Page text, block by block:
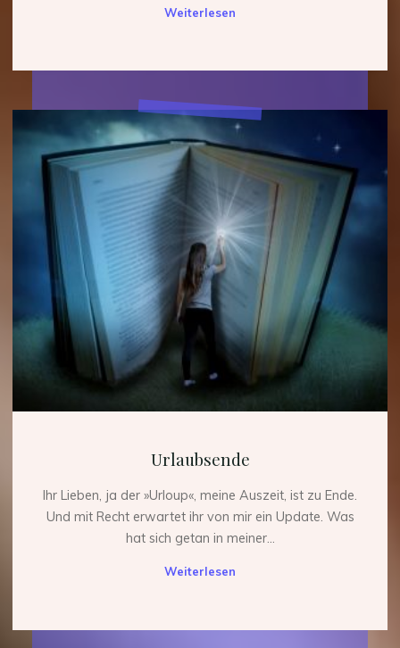
Weiterlesen
Urlaubsende
Urlaubsende
Ihr Lieben, ja der »Urloup«, meine Auszeit, ist zu Ende.
Und mit Recht erwartet ihr von mir ein Update. Was
hat sich getan in meiner...
Weiterlesen